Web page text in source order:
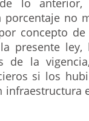
lo anterior,
porcentaje no
concepto
presente ley,
de la
si los
infraestructura